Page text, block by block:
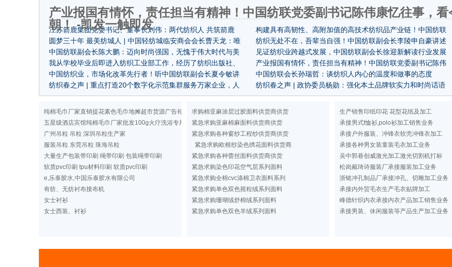
产业报国有情怀，责任担当有精神！中国纺联党委副书记陈伟康忆往事，看
朝！ -凯发一触即发
江苏箭鹿集团党委书记、董事长刘伟：两代纺织人 共筑箭鹿
梦！
构建具有高韧性、高附加值的高技术纺织品产业链！中国纺联
副会长李陵申解读《指导意见》的愿景
圆梦三十年 最美纺城人 | 中国轻纺城临安商会会长曹天龙：唯
有坚定，与柯桥纺织同心共赢
纺织无处不在，吾辈当自强！中国纺联副会长李陵申自豪讲述
编织世界！
中国纺联副会长陈大鹏：迈向时尚强国，无愧于伟大时代与美
好事业
见证纺织业跨越式发展，中国纺联副会长徐迎新解读行业发展
成就与机遇
我从学校毕业后即进入纺织工业部工作，经历了纺织出版社、
纺织贸促会和联合会的工作，经常为中国纺织工业这几十年的
辉煌发展感到欣慰和自豪。
产业报国有情怀，责任担当有精神！中国纺联党委副书记陈伟
康忆往事，看今朝！
中国纺织业，市场化改革先行者！听中国纺联副会长夏令敏讲
述那些难忘瞬间
中国纺联会长孙瑞哲：谈纺织人内心的温度和做事的态度
纺织春之声 | 重点打造20个数字化示范集群服务万家企业，人
大代表陈丽芬还带来了这些建议……
纺织春之声 | 政协委员杨勋：强化本土品牌软实力和时尚话语
权，从提升国货采购意识做起
纯棉毛巾厂家直销提花素色毛巾地摊超市货源广告礼品洗浴毛巾
五星级酒店宾馆纯棉毛巾厂家批发100g火疗洗浴专用纯色毛巾定做
广州吊粒 吊粒 深圳吊粒生产家
服装吊粒 东莞吊粒 珠海吊粒
大量生产包装带印刷 绳带印刷 包装绳带印刷
软质pvc印刷 tpu材料印刷 软质pvc印刷
e,乐泰胶水,中国乐泰胶水有限公司
有纺、无纺衬布接布机
女士衬衫
女士西装、衬衫
求购棉亚麻涂层过胶面料供货商供货
紧急求购亚麻棉麻面料供货商供货
紧急求购各种窗纱工程纱供货商供货
紧急求购欧根纱染色绣花面料供货商
紧急求购各种蕾丝面料供货商供货
紧急求购染色印花空气层系列面料
紧急求购全棉cvc涤棉卫衣面料系列
紧急求购单色双色摇粒绒系列面料
紧急求购珊瑚绒舒棉绒系列面料
紧急求购单色双色羊绒系列面料
生产销售印纸印花 花型花纸及加工
承接男式t恤衫,polo衫加工销售业务
承接户外服装、冲锋衣软壳冲锋衣加工
承接各种男女装童装毛衣加工业务
吴中郭巷创威激光加工激光切割机打标
松岗戴琦诗服装厂承接服装加工业务
浙铭冲孔制品厂承接冲孔、切雕加工业务
承接内外贸毛衣生产毛衣贴牌加工
峰德针织内衣承接内衣产品加工销售业务
承接男装、休闲服装等产品生产加工业务